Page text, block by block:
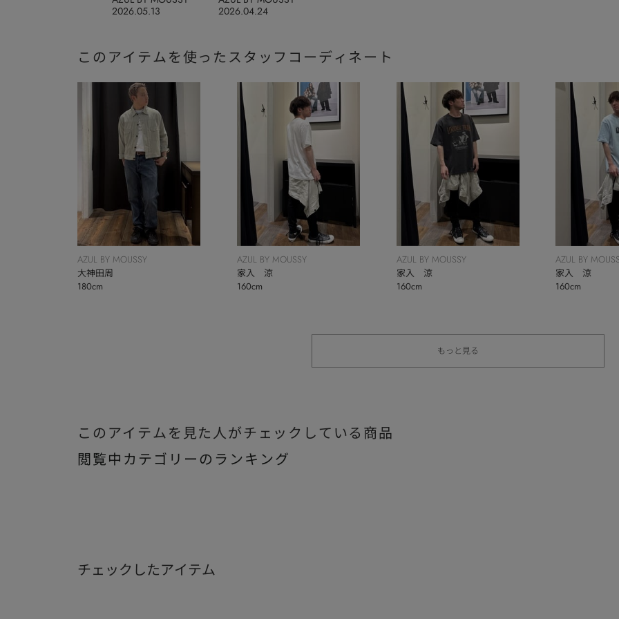
2026.05.13
2026.04.24
このアイテムを使ったスタッフコーディネート
AZUL BY MOUSSY
大神田周
180cm
AZUL BY MOUSSY
家入 涼
160cm
AZUL BY MOUSSY
家入 涼
160cm
AZUL BY
家入 涼
160cm
もっと見る
このアイテムを見た人がチェックしている商品
閲覧中カテゴリーのランキング
チェックしたアイテム